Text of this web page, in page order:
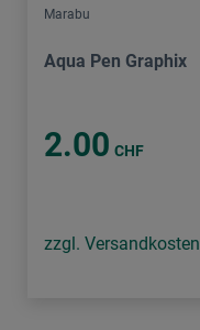
Marabu
Aqua Pen Graphix
2.00 CHF
zzgl. Versandkosten